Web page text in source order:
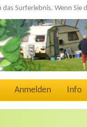
das Surferlebnis. Wenn
Anmelden Info